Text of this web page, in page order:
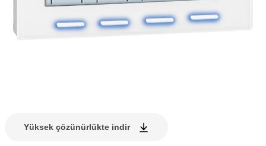
Yüksek çözünürlükte indir